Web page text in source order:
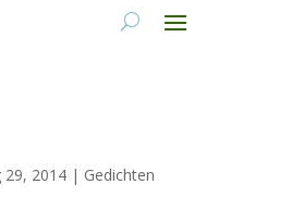
29, 2014| Gedichten